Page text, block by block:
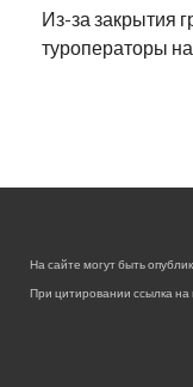
Из-за закрытия
туроператоры
На сайте могут быть
При цитировании ссылка на